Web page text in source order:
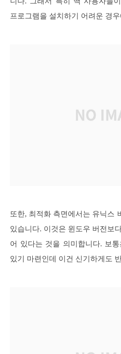
프로그램을 설치하기 어려운 경
또한, 최적화 측면에서는 유닉스
있습니다. 이것은 윈도우 버전보
어 있다는 것을 의미합니다. 보
있기 마련인데 이건 신기하게도